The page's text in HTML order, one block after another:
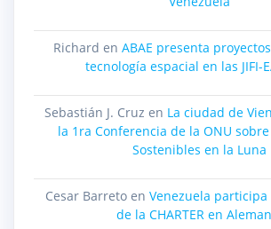
Richard en ABAE presenta
tecnología espacial en las JIFI-
Sebastián J. Cruz en La ciudad de
la 1ra Conferencia de la ONU
Sostenibles en la Luna
Cesar Barretoen Venezuela
de la CHARTER en